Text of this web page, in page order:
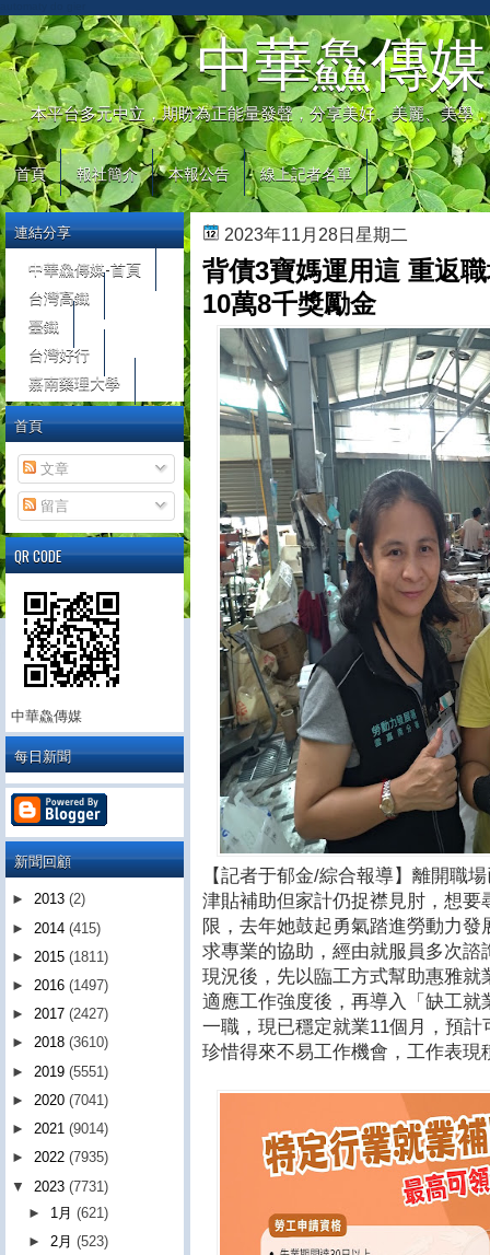
中華鱻傳媒
本平台多元中立，期盼為正能量發聲，分享美好、美麗、美學
首頁 報社簡介 本報公告 線上記者名單
2023年11月28日星期二
背債3寶媽運用這 重返
10萬8千獎勵金
【記者于郁金/綜合報導】離開職
津貼補助但家計仍捉襟見肘，想
限，去年她鼓起勇氣踏進勞動力
求專業的協助，經由就服員多次
現況後，先以臨工方式幫助惠雅
適應工作強度後，再導入「缺工
一職，現已穩定就業11個月，預
珍惜得來不易工作機會，工作表現
連結分享
中華鱻傳媒-首頁
台灣高鐵
臺鐵
台灣好行
嘉南藥理大學
首頁
文章
留言
QR CODE
中華鱻傳媒
每日新聞
新聞回顧
► 2013 (2)
► 2014 (415)
► 2015 (1811)
► 2016 (1497)
► 2017 (2427)
► 2018 (3610)
► 2019 (5551)
► 2020 (7041)
► 2021 (9014)
► 2022 (7935)
▼ 2023 (7731)
► 1月(621)
► 2月(523)